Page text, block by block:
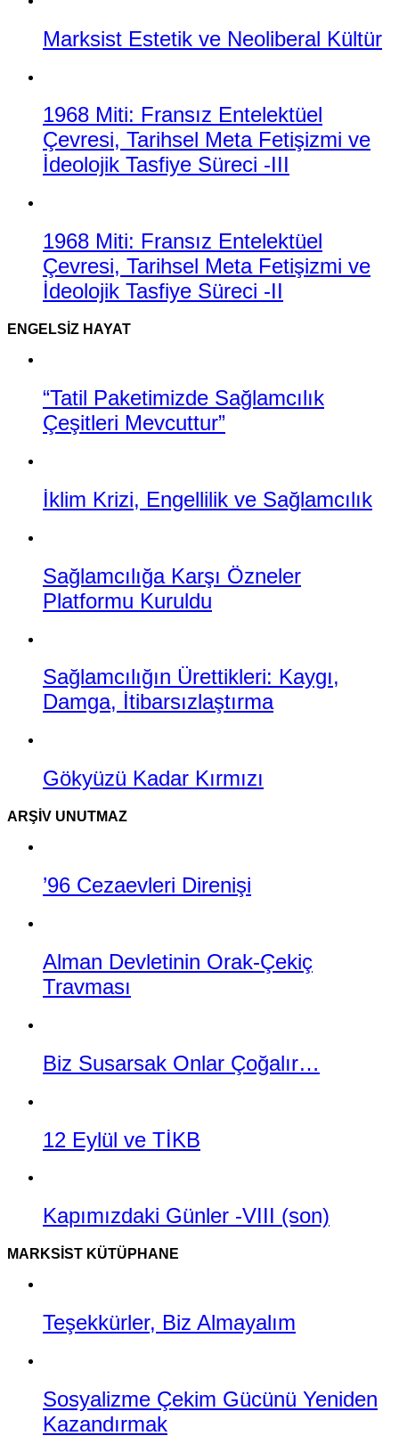
Marksist Estetik ve Neoliberal Kültür
1968 Miti: Fransız Entelektüel
Çevresi, Tarihsel Meta Fetişizmi ve
İdeolojik Tasfiye Süreci -III
1968 Miti: Fransız Entelektüel
Çevresi, Tarihsel Meta Fetişizmi ve
İdeolojik Tasfiye Süreci -II
ENGELSIZ HAYAT
“Tatil Paketimizde Sağlamcılık
Çeşitleri Mevcuttur”
İklim Krizi, Engellilik ve Sağlamcılık
Sağlamcılığa Karşı Özneler
Platformu Kuruldu
Sağlamcılığın Ürettikleri: Kaygı,
Damga, İtibarsızlaştırma
Gökyüzü Kadar Kırmızı
ARŞIV UNUTMAZ
’96 Cezaevleri Direnişi
Alman Devletinin Orak-Çekiç
Travması
Biz Susarsak Onlar Çoğalır…
12 Eylül ve TİKB
Kapımızdaki Günler -VIII (son)
MARKSIST KÜTÜPHANE
Teşekkürler, Biz Almayalım
Sosyalizme Çekim Gücünü Yeniden
Kazandırmak